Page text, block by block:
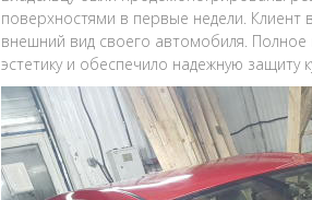
поверхностями в первые недели. Клиент
внешний вид своего автомобиля. Полное
эстетику и обеспечило надежную защиту